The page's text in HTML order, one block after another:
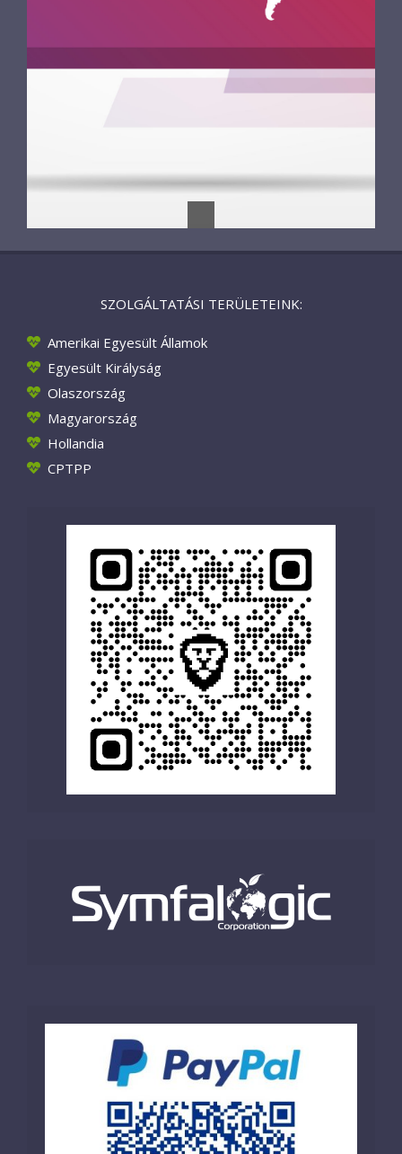
SZOLGÁLTATÁSI TERÜLETEINK:
Amerikai Egyesült Államok
Egyesült Királyság
Olaszország
Magyarország
Hollandia
CPTPP